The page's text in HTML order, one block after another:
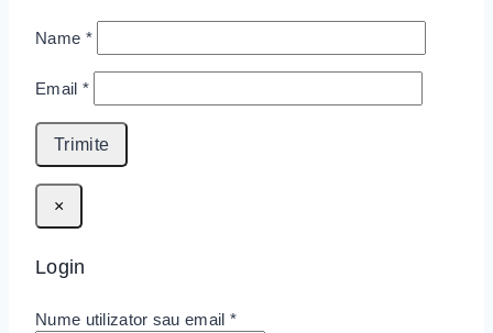
Name *
Email *
×
Login
Nume utilizator sau email *